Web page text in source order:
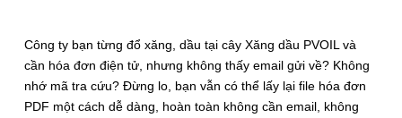
Công ty bạn từng đổ xăng, dầu tại cây Xăng dầu PVOIL và
cần hóa đơn điện tử, nhưng không thấy email gửi về? Không
nhớ mã tra cứu? Đừng lo, bạn vẫn có thể lấy lại file hóa đơn
PDF một cách dễ dàng, hoàn toàn không cần email, không